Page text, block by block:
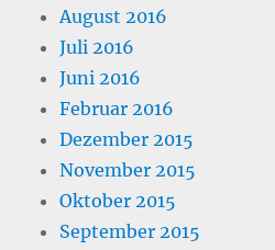
August 2016
Juli 2016
Juni 2016
Februar 2016
Dezember 2015
November 2015
Oktober 2015
September 2015